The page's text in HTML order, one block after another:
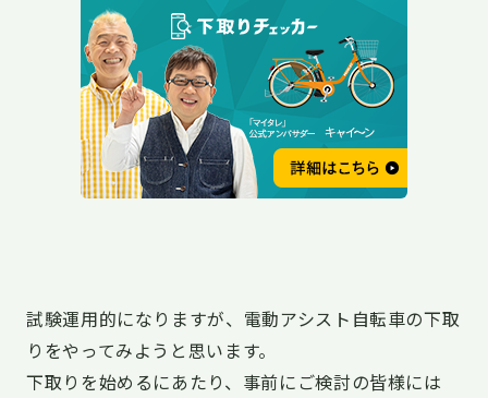
試験運用的になりますが、電動アシスト自転車の下取
りをやってみようと思います。
下取りを始めるにあたり、事前にご検討の皆様には